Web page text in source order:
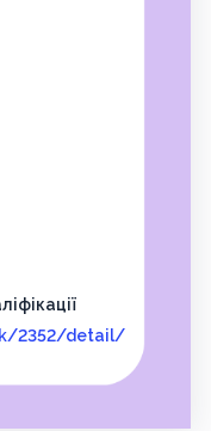
2352/detail/